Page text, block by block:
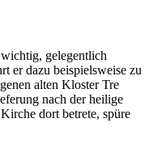
gelegentlich
er dazu beispielsweise zu
alten Kloster Tre
nach der heilige
dort betrete, spüre